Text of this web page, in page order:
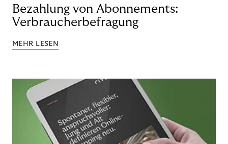
Bezahlung von Abonnements:
Verbraucherbefragung
MEHR LESEN